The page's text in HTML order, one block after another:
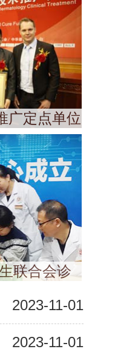
广定点单位
联合会诊
2023-11-01
2023-11-01